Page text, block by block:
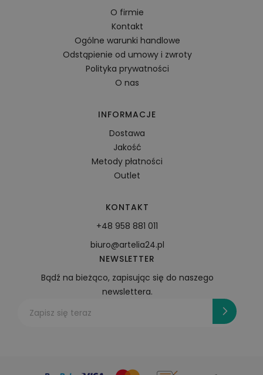
O firmie
Kontakt
Ogólne warunki handlowe
Odstąpienie od umowy i zwroty
Polityka prywatności
O nas
INFORMACJE
Dostawa
Jakość
Metody płatności
Outlet
KONTAKT
+48 958 881 011
biuro@artelia24.pl
NEWSLETTER
Bądź na bieżąco, zapisując się do naszego
newslettera.
Zapisz się teraz